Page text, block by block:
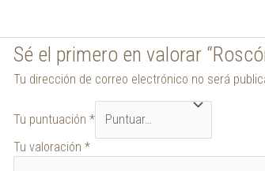
Sé el primero en valorar
Tu dirección de correo electrónico no será
Tu puntuación *
Tu valoración *